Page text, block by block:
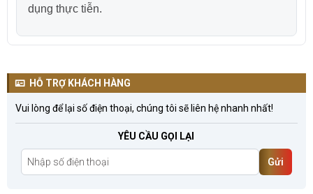
dụng thực tiễn.
HỖ TRỢ KHÁCH HÀNG
Vui lòng để lại số điện thoại, chúng tôi sẽ liên hệ nhanh nhất!
YÊU CẦU GỌI LẠI
Gửi